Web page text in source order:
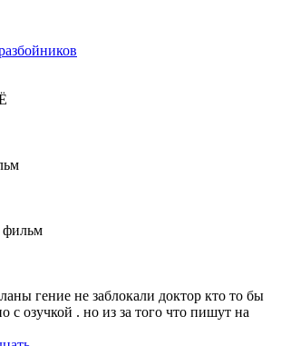
фильм
гение не заблокали доктор кто то бы
с озучкой . но из за того что пишут на